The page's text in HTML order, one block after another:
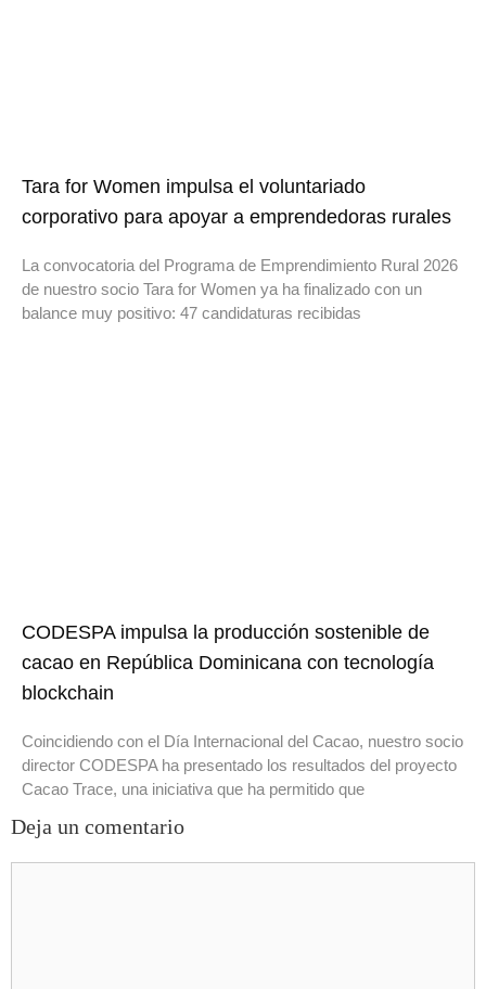
Tara for Women impulsa el voluntariado
corporativo para apoyar a emprendedoras rurales
La convocatoria del Programa de Emprendimiento Rural 2026
de nuestro socio Tara for Women ya ha finalizado con un
balance muy positivo: 47 candidaturas recibidas
CODESPA impulsa la producción sostenible de
cacao en República Dominicana con tecnología
blockchain
Coincidiendo con el Día Internacional del Cacao, nuestro socio
director CODESPA ha presentado los resultados del proyecto
Cacao Trace, una iniciativa que ha permitido que
Deja un comentario